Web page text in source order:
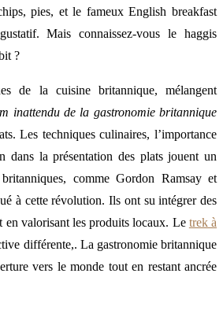
pies, et le fameux English breakfast
Mais connaissez-vous le haggis
?
de la cuisine britannique, mélangent
inattendu de la gastronomie britannique
Les techniques culinaires, l’importance
dans la présentation des plats jouent un
comme Gordon Ramsay et
à cette révolution. Ils ont su intégrer des
en valorisant les produits locaux. Le trek à
différente,. La gastronomie britannique
vers le monde tout en restant ancrée